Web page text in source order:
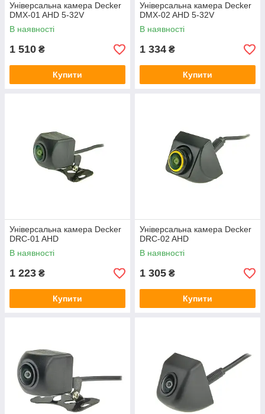
Універсальна камера Decker
DMX-01 AHD 5-32V
В наявності
1 510 ₴
Купити
Універсальна камера Decker
DMX-02 AHD 5-32V
В наявності
1 334 ₴
Купити
Універсальна камера Decker
DRC-01 AHD
В наявності
1 223 ₴
Купити
Універсальна камера Decker
DRC-02 AHD
В наявності
1 305 ₴
Купити